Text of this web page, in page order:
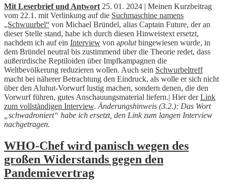
Mit Leserbrief und Antwort 25. 01. 2024 | Meinen Kurzbeitrag
vom 22.1. mit Verlinkung auf die Suchmaschine namens
„Schwuurbel“ von Michael Bründel, alias Captain Future, der an
dieser Stelle stand, habe ich durch diesen Hinweistext ersetzt,
nachdem ich auf ein Interview von apoluthingewiesen wurde, in
dem Bründel neutral bis zustimmend über die Theorie redet, dass
außerirdische Reptiloiden über Impfkampagnen die
Weltbevölkerung reduzieren wollen. Auch sein Schwurbeltreff
macht bei näherer Betrachtung den Eindruck, als wolle er sich nicht
über den Aluhut-Vorwurf lustig machen, sondern denen, die den
Vorwurf führen, gutes Anschauungsmaterial liefern.| Hier derLink
zum vollständigen Interview. Änderungshinweis (3.2.): Das Wort
„schwadroniert“ habe ich ersetzt, den Link zum langen Interview
nachgetragen.
WHO-Chef wird panisch wegen des
großen Widerstands gegen den
Pandemievertrag